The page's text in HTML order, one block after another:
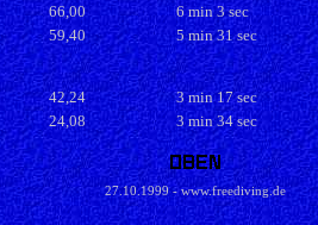
66,00 6 min 3 sec
59,40 5 min 31 sec
42,24 3 min 17 sec
24,08 3 min 34 sec
27.10.1999 - www.freediving.de